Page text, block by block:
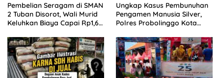
Pembelian Seragam di SMAN
2 Tuban Disorot, Wali Murid
Keluhkan Biaya Capai Rp1,6
Ungkap Kasus Pembunuhan
Pengamen Manusia Silver,
Polres Probolinggo Kota